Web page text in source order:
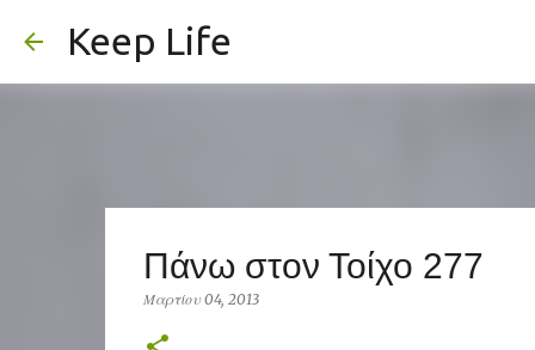
Keep Life
Πάνω στον Τοίχο 277
Μαρτίου 04, 2013